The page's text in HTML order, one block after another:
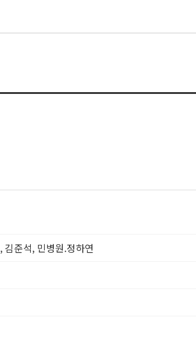
김준석, 민병원.정하연